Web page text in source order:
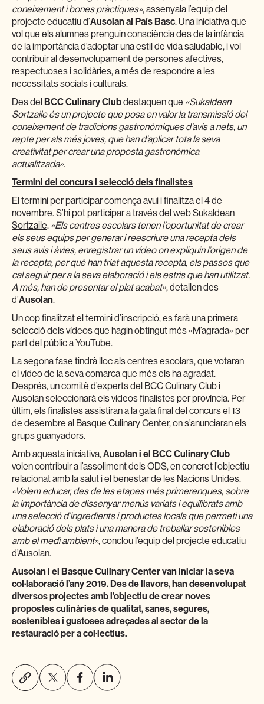
coneixement i bones pràctiques», assenyala l’equip del
projecte educatiu d’Ausolan al País Basc. Una iniciativa que
vol que els alumnes prenguin consciència des de la infància
de la importància d’adoptar una estil de vida saludable, i vol
contribuir al desenvolupament de persones afectives,
respectuoses i solidàries, a més de respondre a les
necessitats socials i culturals.
Des del
BCC Culinary Clubdestaquen que «Sukaldean
Sortzaile és un projecte que posa en valor la transmissió del
coneixement de tradicions gastronòmiques d’avis a nets, un
repte per als més joves, que han d’aplicar tota la seva
creativitat per crear una proposta gastronòmica
actualitzada».
Termini del concurs i selecció dels finalistes
El termini per participar comença avui i finalitza el 4 de
novembre. S’hi pot participar a través del webSukaldean
Sortzaile. «Els centres escolars tenen l’oportunitat de crear
els seus equips per generar i reescriure una recepta dels
seus avis i àvies, enregistrar un vídeo on expliquin l’origen de
la recepta, per què han triat aquesta recepta, els passos que
cal seguir per a la seva elaboració i els estris que han utilitzat.
A més, han de presentar el plat acabat», detallen des
d’Ausolan.
Un cop finalitzat el termini d’inscripció, es farà una primera
selecció dels vídeos que hagin obtingut més «M’agrada» per
part del públic a YouTube.
La segona fase tindrà lloc als centres escolars, que votaran
el vídeo de la seva comarca que més els ha agradat.
Després, un comitè d’experts del BCC Culinary Club i
Ausolan seleccionarà els vídeos finalistes per província. Per
últim, els finalistes assistiran a la gala final del concurs el 13
de desembre al Basque Culinary Center, on s’anunciaran els
grups guanyadors.
Amb aquesta iniciativa,Ausolan i el BCC Culinary Club
volen contribuir a l’assoliment dels ODS, en concret l’objectiu
relacionat amb la salut i el benestar de les Nacions Unides.
«Volem educar, des de les etapes més primerenques, sobre
la importància de dissenyar menús variats i equilibrats amb
una selecció d’ingredients i productes locals que permeti una
elaboració dels plats i una manera de treballar sostenibles
amb el medi ambient», conclou l’equip del projecte educatiu
d’Ausolan.
Ausolan i el Basque Culinary Center van iniciar la seva
col·laboració l’any 2019. Des de llavors, han desenvolupat
diversos projectes amb l’objectiu de crear noves
propostes culinàries de qualitat, sanes, segures,
sostenibles i gustoses adreçades al sector de la
restauració per a col·lectius.